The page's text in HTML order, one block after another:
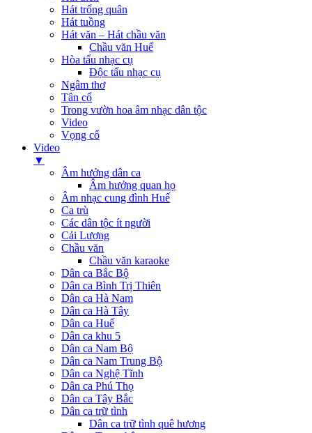
Hát trống quân
Hát tuồng
Hát văn – Hát chầu văn
Chầu văn Huế
Hòa tấu nhạc cụ
Độc tấu nhạc cụ
Ngâm thơ
Tân cổ
Trong vườn hoa âm nhạc dân tộc
Video
Vọng cổ
Video
▼
Âm hưởng dân ca
Âm hưởng quan họ
Âm nhạc cung đình Huế
Ca trù
Các dân tộc ít người
Cải Lương
Chầu văn
Chầu văn karaoke
Dân ca Bắc Bộ
Dân ca Bình Trị Thiên
Dân ca Hà Nam
Dân ca Hà Tây
Dân ca Huế
Dân ca khu 5
Dân ca Nam Bộ
Dân ca Nam Trung Bộ
Dân ca Nghệ Tĩnh
Dân ca Phú Thọ
Dân ca Tây Bắc
Dân ca trữ tình
Dân ca trữ tình quê hương